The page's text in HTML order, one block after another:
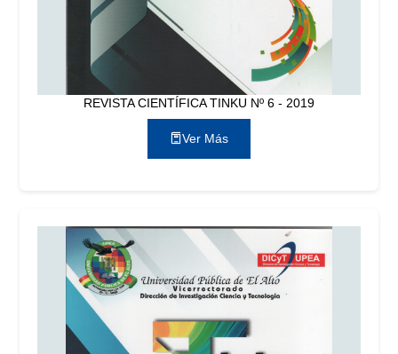
REVISTA CIENTÍFICA TINKU Nº 6 - 2019
Ver Más